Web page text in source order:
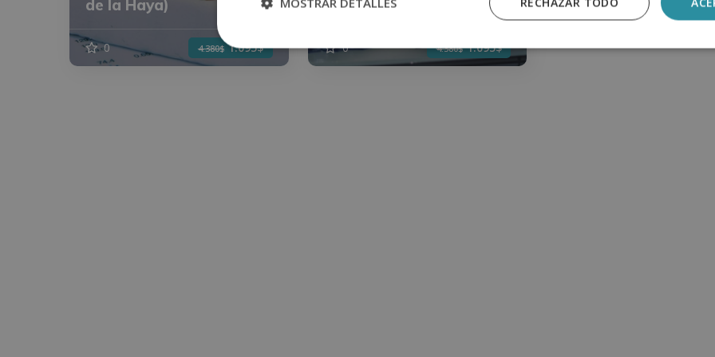
de la Haya)
0 4.380$ 1.095$
de la Haya)
0 4.380$ 1.095$